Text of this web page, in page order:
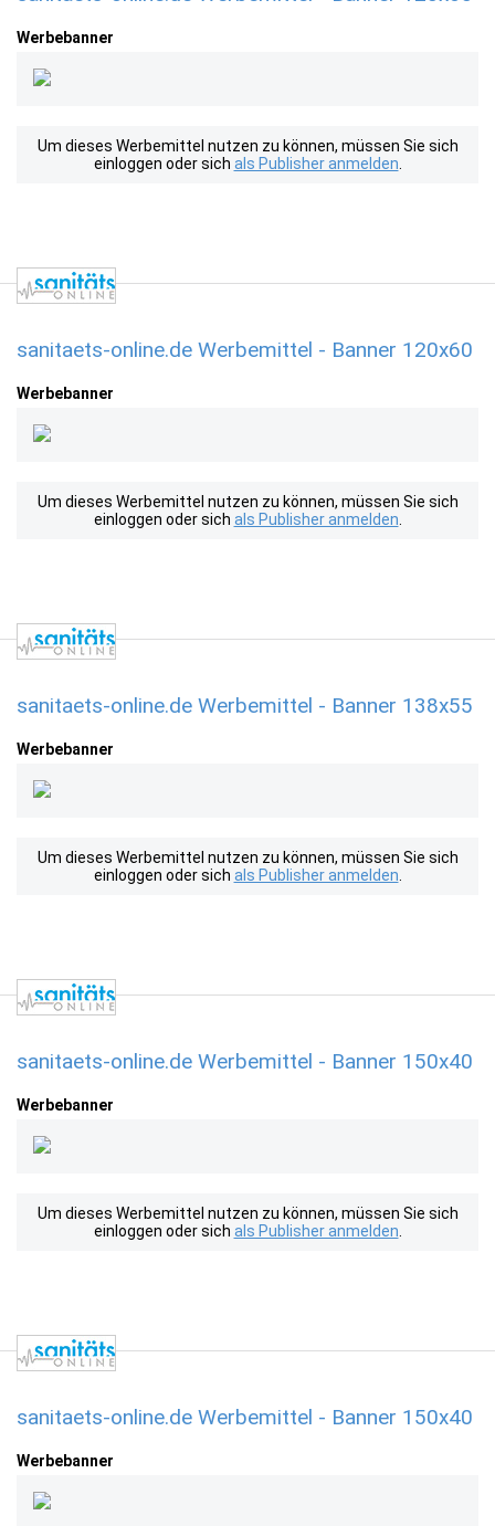
Werbebanner
Um dieses Werbemittel nutzen zu können, müssen Sie sich
einloggen oder sich als Publisher anmelden
sanitaets-online.de Werbemittel - Banner 120x60
Werbebanner
Um dieses Werbemittel nutzen zu können, müssen Sie sich
einloggen oder sich als Publisher anmelden
sanitaets-online.de Werbemittel - Banner 138x55
Werbebanner
Um dieses Werbemittel nutzen zu können, müssen Sie sich
einloggen oder sich als Publisher anmelden
sanitaets-online.de Werbemittel - Banner 150x40
Werbebanner
Um dieses Werbemittel nutzen zu können, müssen Sie sich
einloggen oder sich als Publisher anmelden
sanitaets-online.de Werbemittel - Banner 150x40
Werbebanner